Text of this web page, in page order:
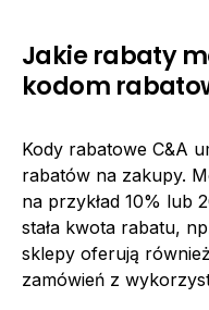
Jakie rabaty
kodom
Kody rabatowe C&A
rabatów na zakupy.
na przykład 10% lub
stała kwota rabatu,
sklepy oferują
zamówień z